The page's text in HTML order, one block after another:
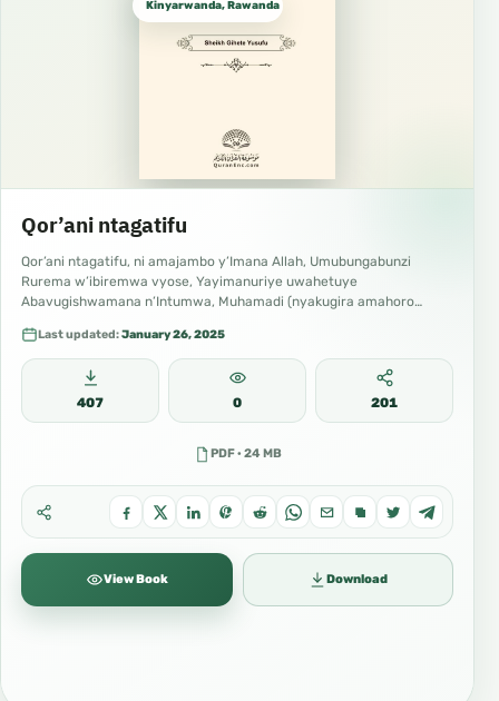
Qor’ani ntagatifu
Qor’ani ntagatifu, ni amajambo y’Imana Allah, Umubungabunzi
Rurema w’ibiremwa vyose, Yayimanuriye uwahetuye
Abavugishwamana n’Intumwa, Muhamadi (nyakugira amahoro
Last updated:January 26, 2025
407 0 201
PDF · 24 MB
View Book Download